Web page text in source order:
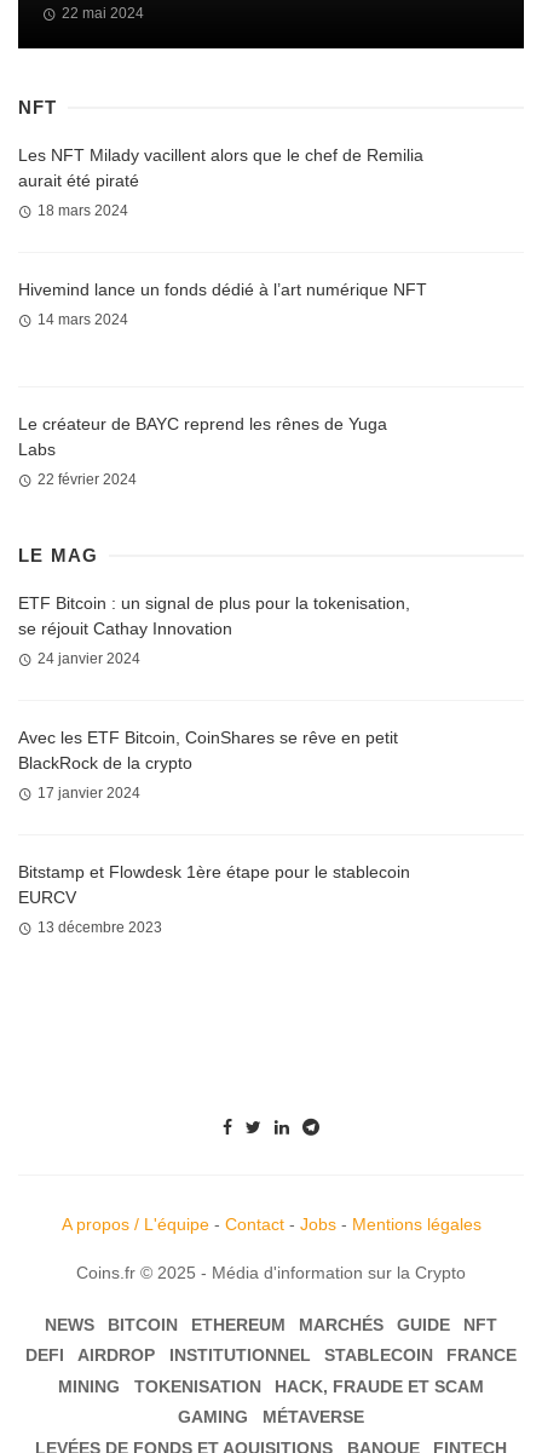
22 mai 2024
NFT
Les NFT Milady vacillent alors que le chef de Remilia
aurait été piraté
18 mars 2024
Hivemind lance un fonds dédié à l’art numérique NFT
14 mars 2024
Le créateur de BAYC reprend les rênes de Yuga
Labs
22 février 2024
LE MAG
ETF Bitcoin : un signal de plus pour la tokenisation,
se réjouit Cathay Innovation
24 janvier 2024
Avec les ETF Bitcoin, CoinShares se rêve en petit
BlackRock de la crypto
17 janvier 2024
Bitstamp et Flowdesk 1ère étape pour le stablecoin
EURCV
13 décembre 2023
A propos / L'équipe- Contact- Jobs- Mentions légales
Coins.fr © 2025 - Média d'information sur la Crypto
NEWS BITCOIN ETHEREUM MARCHÉS GUIDE
NFT
DEFI
AIRDROP INSTITUTIONNEL STABLECOIN
FRANCE
MINING
TOKENISATION
HACK, FRAUDE ET SCAM
GAMING
MÉTAVERSE
LEVÉES DE FONDS ET AQUISITIONS
BANQUE FINTECH